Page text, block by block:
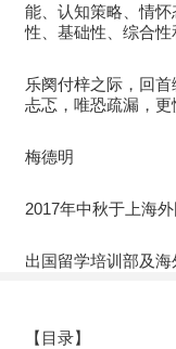
能、认知策略、情
性、基础性、综合性
乐阕付梓之际，回
忐忑，唯恐疏漏，更
梅德明
2017年中秋于上海
出国留学培训部及海
【目录】